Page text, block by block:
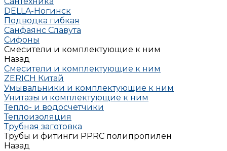
DELLA-Ногинск
Подводка гибкая
Санфаянс Славута
Сифоны
Смесители и комплектующие к ним
Назад
Смесители и комплектующие к ним
ZERICH Китай
Умывальники и комплектующие к ним
Унитазы и комплектующие к ним
Тепло- и водосчетчики
Теплоизоляция
Трубная заготовка
Трубы и фитинги PPRC полипропилен
Назад